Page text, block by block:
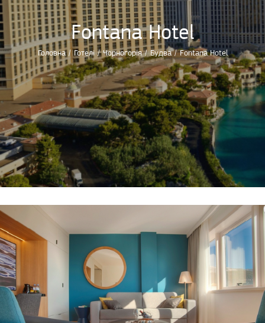
Fontana Hotel
Головна / Готелі / Чорногорія / Будва / Fontana Hotel